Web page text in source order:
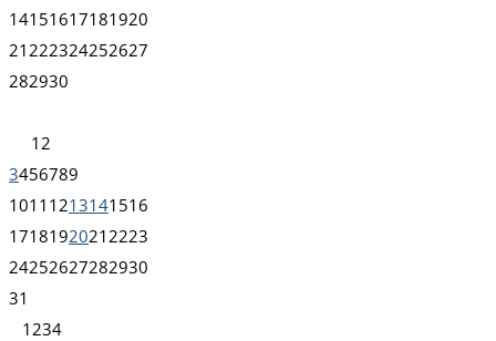
14151617181920
21 222324252627
282930
1 2
3456789
1011 1213141516
1718192021 2223
24252627282930
31
1 234